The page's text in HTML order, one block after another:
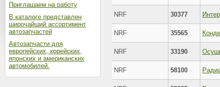
Приглашаем на работу
В каталоге представлен
широчайший ассортимент
автозапчастей
Автозапчасти для
европейских, корейских,
японских и американских
автомобилей.
NRF 30377
NRF 35565
NRF 33190
NRF 58100